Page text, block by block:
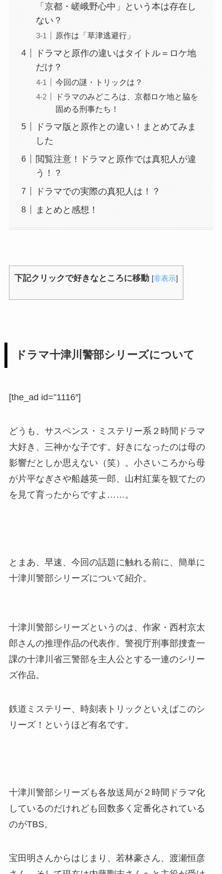
「京都・嵯峨野心中」という本は存在し
ない？
原作は「草津逃避行」
ドラマと原作の違いはタイトル＝ロケ地
だけ？
今回の謎・トリックは？
ドラマのみどころは、京都ロケ地と脇を
固める刑事たち！
ドラマ版と原作との違い！まとめてみま
した
閲覧注意！ドラマと原作では真犯人が違
う！？
ドラマでの実際の真犯人は！？
まとめと感想！
下記クリックで好きなところに移動 [非表示]
ドラマ十津川警部シリーズについて
[the_ad id=”1116″]
どうも、サスペンス・ミステリー系２時間ドラマ
大好き、三神かな子です。好きになったのは母の
影響だとしか思えない（笑）。小さいころから母
が片平なぎさや船越英一郎、山村紅葉を観てたの
を見て育ったからですよ……。
とまあ、早速、今回の話題に触れる前に、簡単に
十津川警部シリーズについて紹介。
十津川警部シリーズというのは、作家・西村京太
郎さんの推理作品の代表作。警視庁刑事部捜査一
課の十津川省三警部を主人公とする一連のシリー
ズ作品。
鉄道ミステリー、時刻表トリックといえばこのシ
リーズ！というほど有名です。
十津川警部シリーズも各放送局が２時間ドラマ化
しているのだけれども回数多く定番化されている
のがTBS。
宝田明さんからはじまり、若林豪さん、渡瀬恒彦